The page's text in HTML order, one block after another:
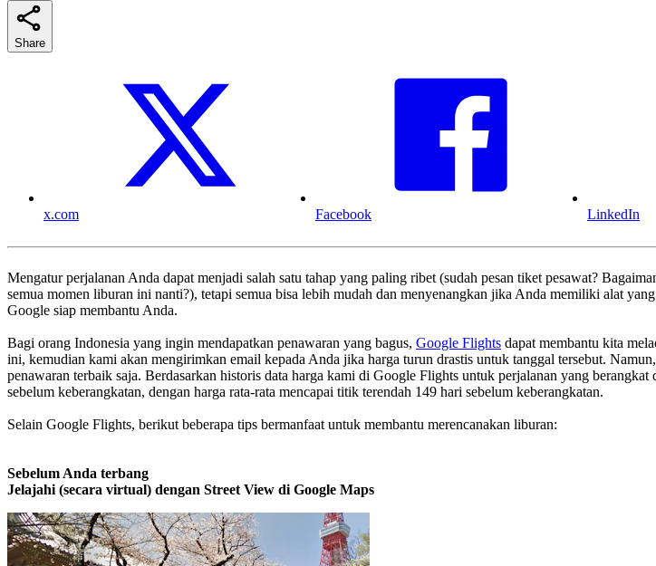
Share
x.com Facebook LinkedIn
Mengatur perjalanan Anda dapat menjadi salah satu tahap yang paling ribet (sudah pesan tiket pesawat?
semua momen liburan ini nanti?), tetapi semua bisa lebih mudah dan menyenangkan jika Anda memiliki alat
Google siap membantu Anda.
Bagi orang Indonesia yang ingin mendapatkan penawaran yang bagus, Google Flights dapat membantu kita
ini, kemudian kami akan mengirimkan email kepada Anda jika harga turun drastis untuk tanggal tersebut.
penawaran terbaik saja. Berdasarkan historis data harga kami di Google Flights untuk perjalanan yang
sebelum keberangkatan, dengan harga rata-rata mencapai titik terendah 149 hari sebelum keberangkatan.
Selain Google Flights, berikut beberapa tips bermanfaat untuk membantu merencanakan liburan:
Sebelum Anda terbang
Jelajahi (secara virtual) dengan Street View di Google Maps